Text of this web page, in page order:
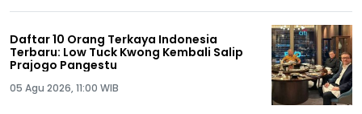
Daftar 10 Orang Terkaya Indonesia
Terbaru: Low Tuck Kwong Kembali Salip
Prajogo Pangestu
05 Agu 2026, 11:00 WIB